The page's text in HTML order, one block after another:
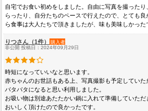
自宅でお食い初めをしました。自由に写真を撮った
らったり、自分たちのペースで行えたので、とても
ら食事は大人たちで頂きましたが、味も美味しかった
りつさん（1件）
購入者
非公開 投稿日：2024年09月29日
時短になっていいなと思います。
赤ちゃんのお世話もある上、写真撮影も予定していた
バタバタになると思い利用しました。
お吸い物は別途あたたかい鍋に入れて準備していただ
おいしく頂けたので良かったです。